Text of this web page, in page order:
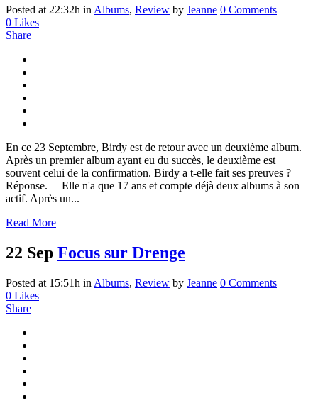
Posted at 22:32h in Albums, Review by Jeanne 0 Comments
0 Likes
Share
En ce 23 Septembre, Birdy est de retour avec un deuxième album.
Après un premier album ayant eu du succès, le deuxième est
souvent celui de la confirmation. Birdy a t-elle fait ses preuves ?
Réponse. Elle n'a que 17 ans et compte déjà deux albums à son
actif. Après un...
Read More
22 Sep Focus sur Drenge
Posted at 15:51h in Albums, Review by Jeanne 0 Comments
0 Likes
Share